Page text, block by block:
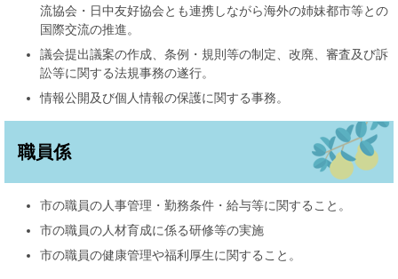
流協会・日中友好協会とも連携しながら海外の姉妹都市等との
国際交流の推進。
議会提出議案の作成、条例・規則等の制定、改廃、審査及び訴
訟等に関する法規事務の遂行。
情報公開及び個人情報の保護に関する事務。
職員係
市の職員の人事管理・勤務条件・給与等に関すること。
市の職員の人材育成に係る研修等の実施
市の職員の健康管理や福利厚生に関すること。